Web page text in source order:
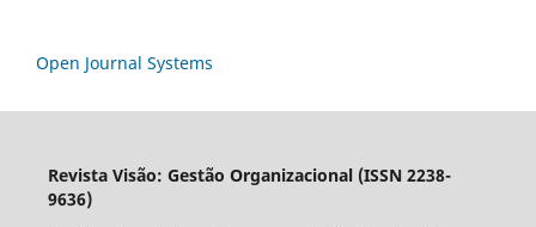
Open Journal Systems
Revista Visão: Gestão Organizacional (ISSN 2238-
9636)